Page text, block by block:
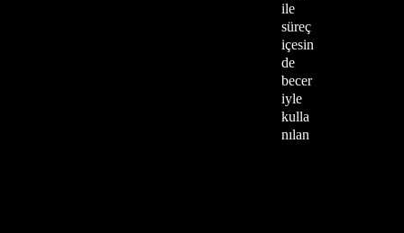
ile
süreç
içesin
de
becer
iyle
kulla
nılan